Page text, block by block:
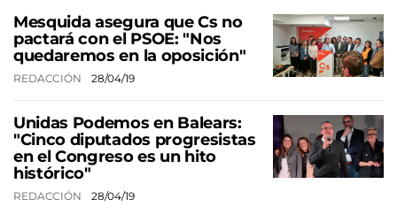
Mesquida asegura que Cs no
pactará con el PSOE: "Nos
quedaremos en la oposición"
REDACCIÓN 28/04/19
Unidas Podemos en Balears:
"Cinco diputados progresistas
en el Congreso es un hito
histórico"
REDACCIÓN 28/04/19